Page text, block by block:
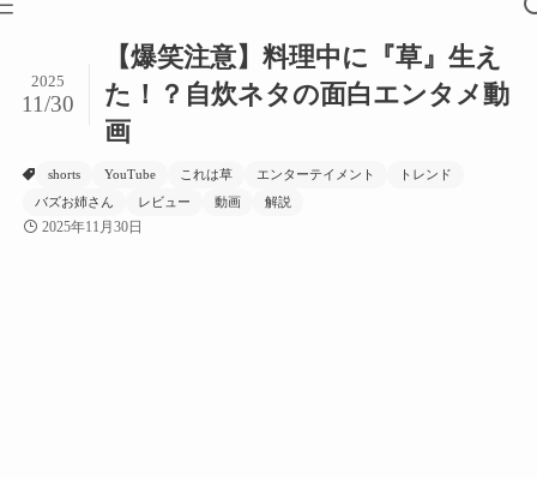
【爆笑注意】料理中に『草』生え
た！？自炊ネタの面白エンタメ動
画
2025
11/30
shorts YouTube これは草 エンターテイメント
トレンド
バズお姉さん
レビュー 動画 解説
2025年11月30日